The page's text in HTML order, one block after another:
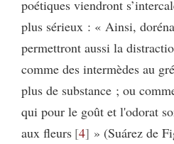
poétiques viendront
plus sérieux : « Ainsi,
permettront aussi la
comme des intermèdes au
plus de substance ; ou
qui pour le goût et l'odorat
aux fleurs 4 » (Suárez de